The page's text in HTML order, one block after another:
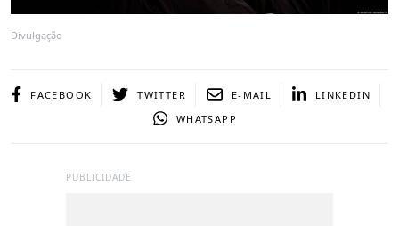
Divulgação
FACEBOOK TWITTER E-MAIL
LINKEDIN
WHATSAPP
PUBLICIDADE